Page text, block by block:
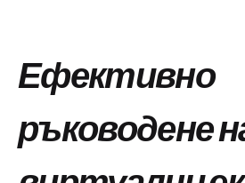
Ефективно
ръководене